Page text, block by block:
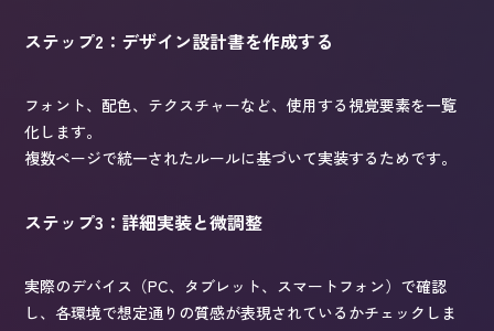
ステップ2：デザイン設計書を作成する
フォント、配色、テクスチャーなど、使用する視覚要素を一覧
化します。
複数ページで統一されたルールに基づいて実装するためです。
ステップ3：詳細実装と微調整
実際のデバイス（PC、タブレット、スマートフォン）で確認
し、各環境で想定通りの質感が表現されているかチェックしま